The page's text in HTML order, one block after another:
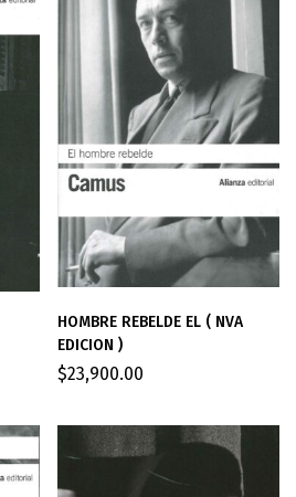
HOMBRE REBELDE EL ( NVA
EDICION )
$23,900.00